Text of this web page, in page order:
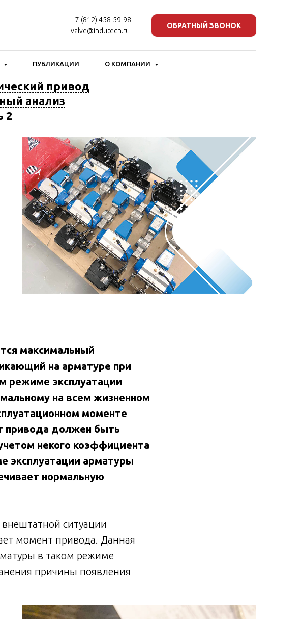
+7 (812) 458-59-98
valve@indutech.ru
ОБРАТНЫЙ ЗВОНОК
ПУБЛИКАЦИИ О КОМПАНИИ
привод
анализ
2
максимальный
на арматуре при
режиме эксплуатации
на всем жизненном
моменте
привода должен быть
некого коэффициента
эксплуатации арматуры
нормальную
ситуации
момент привода. Данная
в таком режиме
причины появления